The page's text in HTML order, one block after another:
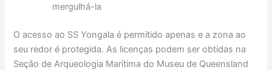
mergulhá-la
O acesso ao SS Yongala é permitido apenas e a zona ao
seu redor é protegida. As licenças podem ser obtidas na
Seção de Arqueologia Marítima do Museu de Queensland